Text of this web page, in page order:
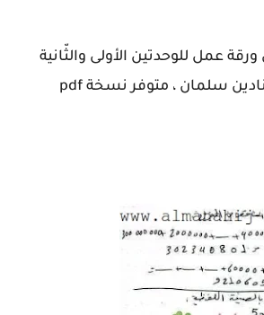
عمل للوحدتين الأولى والثّانية